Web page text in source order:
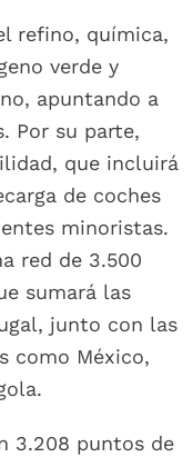
refino, química,
verde y
apuntando a
Por su parte,
que incluirá
de coches
minoristas.
red de 3.500
sumará las
junto con las
como México,
3.208 puntos de